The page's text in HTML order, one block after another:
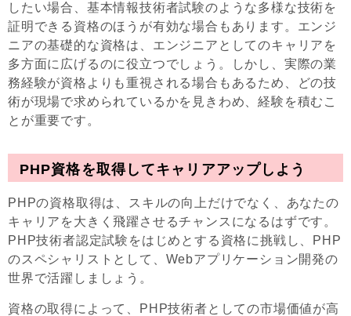
したい場合、基本情報技術者試験のような多様な技術を
証明できる資格のほうが有効な場合もあります。エンジ
ニアの基礎的な資格は、エンジニアとしてのキャリアを
多方面に広げるのに役立つでしょう。しかし、実際の業
務経験が資格よりも重視される場合もあるため、どの技
術が現場で求められているかを見きわめ、経験を積むこ
とが重要です。
PHP資格を取得してキャリアアップしよう
PHPの資格取得は、スキルの向上だけでなく、あなたの
キャリアを大きく飛躍させるチャンスになるはずです。
PHP技術者認定試験をはじめとする資格に挑戦し、PHP
のスペシャリストとして、Webアプリケーション開発の
世界で活躍しましょう。
資格の取得によって、PHP技術者としての市場価値が高